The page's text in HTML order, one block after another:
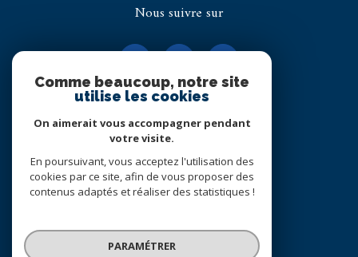
Nous suivre sur
Adhérents
Comme beaucoup, notre site
utilise les cookies
On aimerait vous accompagner pendant
votre visite.
En poursuivant, vous acceptez l'utilisation des
cookies par ce site, afin de vous proposer des
contenus adaptés et réaliser des statistiques !
PARAMÉTRER